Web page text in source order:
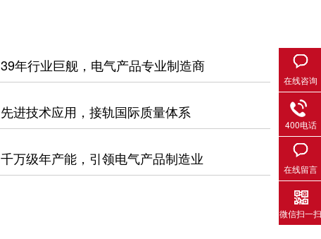
39年行业巨舰，电气产品专业制造商
先进技术应用，接轨国际质量体系
千万级年产能，引领电气产品制造业
在线咨询
400电话
在线留言
微信扫一扫